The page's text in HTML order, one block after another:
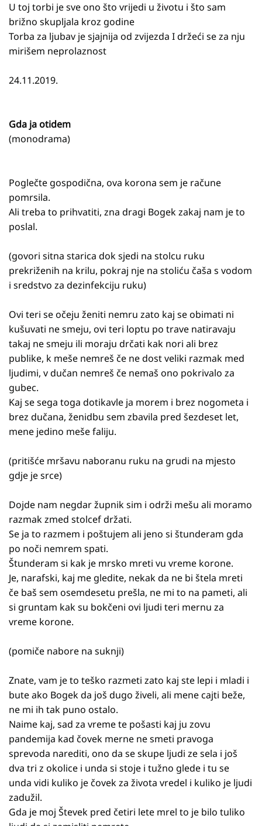
U toj torbi je sve ono što vrijedi u životu i što sam
brižno skupljala kroz godine
Torba za ljubav je sjajnija od zvijezda I držeći se za nju
mirišem neprolaznost
24.11.2019.
Gda ja otidem
(monodrama)
Poglečte gospodična, ova korona sem je račune
pomrsila.
Ali treba to prihvatiti, zna dragi Bogek zakaj nam je to
poslal.
(govori sitna starica dok sjedi na stolcu ruku
prekriženih na krilu, pokraj nje na stoliću čaša s vodom
i sredstvo za dezinfekciju ruku)
Ovi teri se očeju ženiti nemru zato kaj se obimati ni
kušuvati ne smeju, ovi teri loptu po trave natiravaju
takaj ne smeju ili moraju drčati kak nori ali brez
publike, k meše nemreš če ne dost veliki razmak med
ljudimi, v dučan nemreš če nemaš ono pokrivalo za
gubec.
Kaj se sega toga dotikavle ja morem i brez nogometa i
brez dučana, ženidbu sem zbavila pred šezdeset let,
mene jedino meše faliju.
(pritišće mršavu naboranu ruku na grudi na mjesto
gdje je srce)
Dojde nam negdar župnik sim i održi mešu ali moramo
razmak zmed stolcef držati.
Se ja to razmem i poštujem ali jeno si štunderam gda
po noči nemrem spati.
Štunderam si kak je mrsko mreti vu vreme korone.
Je, narafski, kaj me gledite, nekak da ne bi štela mreti
če baš sem osemdesetu prešla, ne mi to na pameti, ali
si gruntam kak su bokčeni ovi ljudi teri mernu za
vreme korone.
(pomiče nabore na suknji)
Znate, vam je to teško razmeti zato kaj ste lepi i mladi i
bute ako Bogek da još dugo živeli, ali mene cajti beže,
ne mi ih tak puno ostalo.
Naime kaj, sad za vreme te pošasti kaj ju zovu
pandemija kad čovek merne ne smeti pravoga
sprevoda narediti, ono da se skupe ljudi ze sela i još
dva tri z okolice i unda si stoje i tužno glede i tu se
unda vidi kuliko je čovek za života vredel i kuliko je ljudi
zadužil.
Gda je moj Števek pred četiri lete mrel to je bilo tuliko